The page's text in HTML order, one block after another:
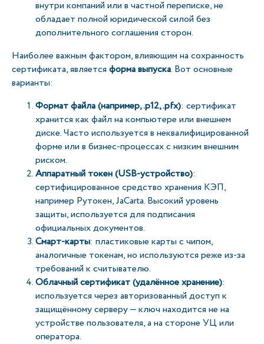
внутри компаний или в частной переписке, не
обладает полной юридической силой без
дополнительного соглашения сторон.
Наиболее важным фактором, влияющим на сохранность
сертификата, является форма выпуска. Вот основные
варианты:
Формат файла (например, .p12, .pfx): сертификат
хранится как файл на компьютере или внешнем
диске. Часто используется в неквалифицированной
форме или в бизнес-процессах с низким внешним
риском.
Аппаратный токен (USB-устройство):
сертифицированное средство хранения КЭП,
например Рутокен, JaCarta. Высокий уровень
защиты, используется для подписания
официальных документов.
Смарт-карты: пластиковые карты с чипом,
аналогичные токенам, но используются реже из-за
требований к считывателю.
Облачный сертификат (удалённое хранение):
используется через авторизованный доступ к
защищённому серверу — ключ находится не на
устройстве пользователя, а на стороне УЦ или
оператора.